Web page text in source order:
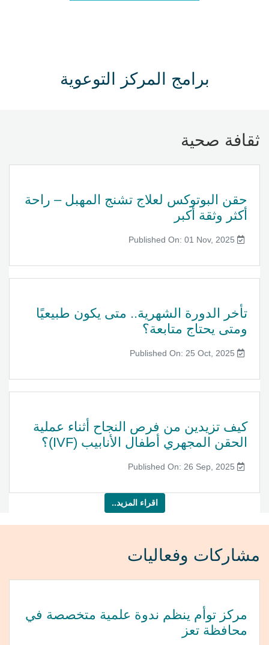
برامج المركز التوعوية
ثقافة صحية
حقن البوتوكس لعلاج تشنج المهبل – راحة
أكثر وثقة أكبر
تأخر الدورة الشهرية.. متى يكون طبيعيًا
ومتى يحتاج متابعة؟
كيف تزيدين من فرص النجاح أثناء عملية
الحقن المجهري أطفال الأنابيب (IVF)؟
اقراء المزيد..
مشاركات وفعاليات
مركز توأم ينظم ندوة علمية متخصصة في
محافظة تعز